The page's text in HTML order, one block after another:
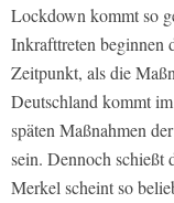
Lockdown kommt so
Inkrafttreten beginnen
Zeitpunkt, als die
Deutschland kommt
späten Maßnahmen
sein. Dennoch
Merkel scheint so